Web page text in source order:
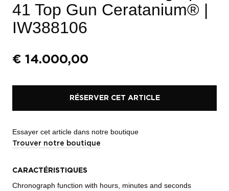
41 Top Gun Ceratanium® |
IW388106
€ 14.000,00
RÉSERVER CET ARTICLE
Essayer cet article dans notre boutique
Trouver notre boutique
CARACTÉRISTIQUES
Chronograph function with hours, minutes and seconds